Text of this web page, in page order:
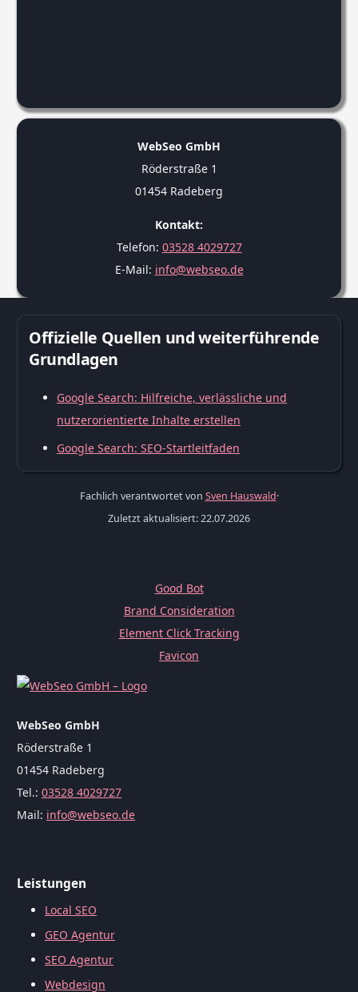
WebSeo GmbH
Röderstraße 1
01454 Radeberg
Kontakt:
Telefon: 03528 4029727
E-Mail: info@webseo.de
Offizielle Quellen und weiterführende
Grundlagen
Google Search: Hilfreiche, verlässliche und
nutzerorientierte Inhalte erstellen
Google Search: SEO-Startleitfaden
Fachlich verantwortet von Sven Hauswald·
Zuletzt aktualisiert: 22.07.2026
Good Bot
Brand Consideration
Element Click Tracking
Favicon
WebSeo GmbH
Röderstraße 1
01454 Radeberg
Tel.: 03528 4029727
Mail: info@webseo.de
Leistungen
Local SEO
GEO Agentur
SEO Agentur
Webdesign